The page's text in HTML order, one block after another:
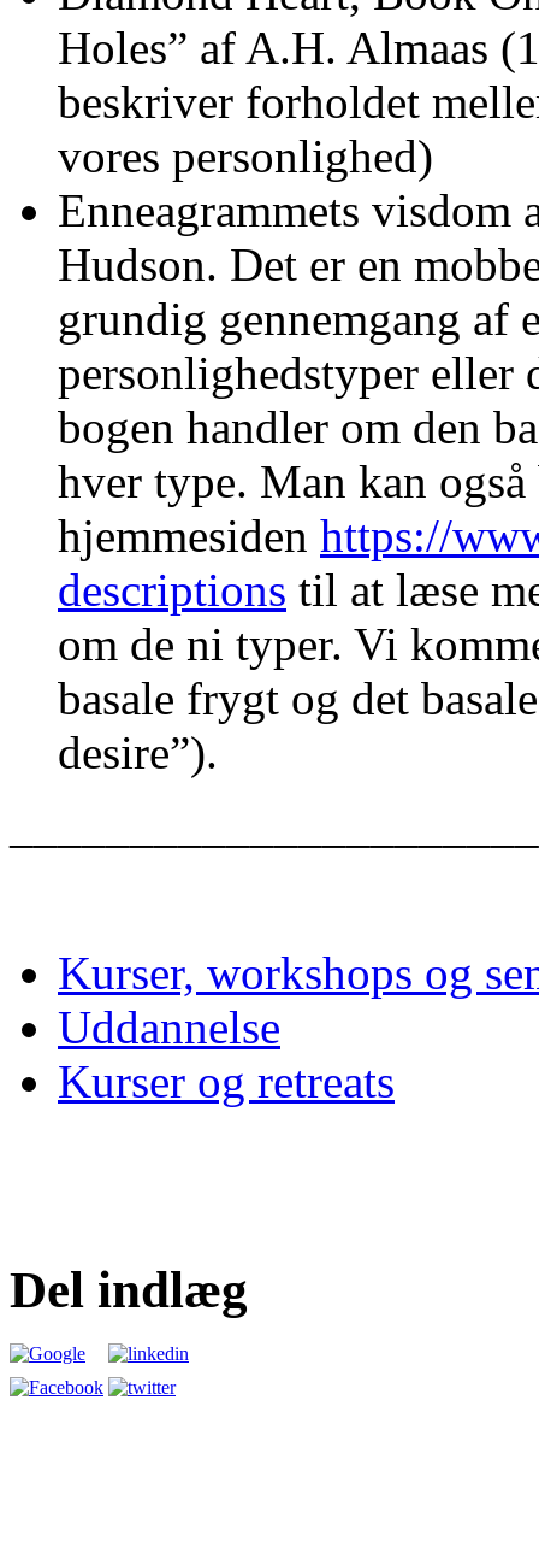
Holes” af A.H. Almaas
beskriver forholdet
vores personlighed)
Enneagrammets visdom
Hudson. Det er en
grundig gennemgang af
personlighedstyper eller
bogen handler om den
hver type. Man kan også
hjemmesiden https://
descriptions til at læse
om de ni typer. Vi
basale frygt og det
desire”).
Kurser, workshops og
Uddannelse
Kurser og retreats
Del indlæg